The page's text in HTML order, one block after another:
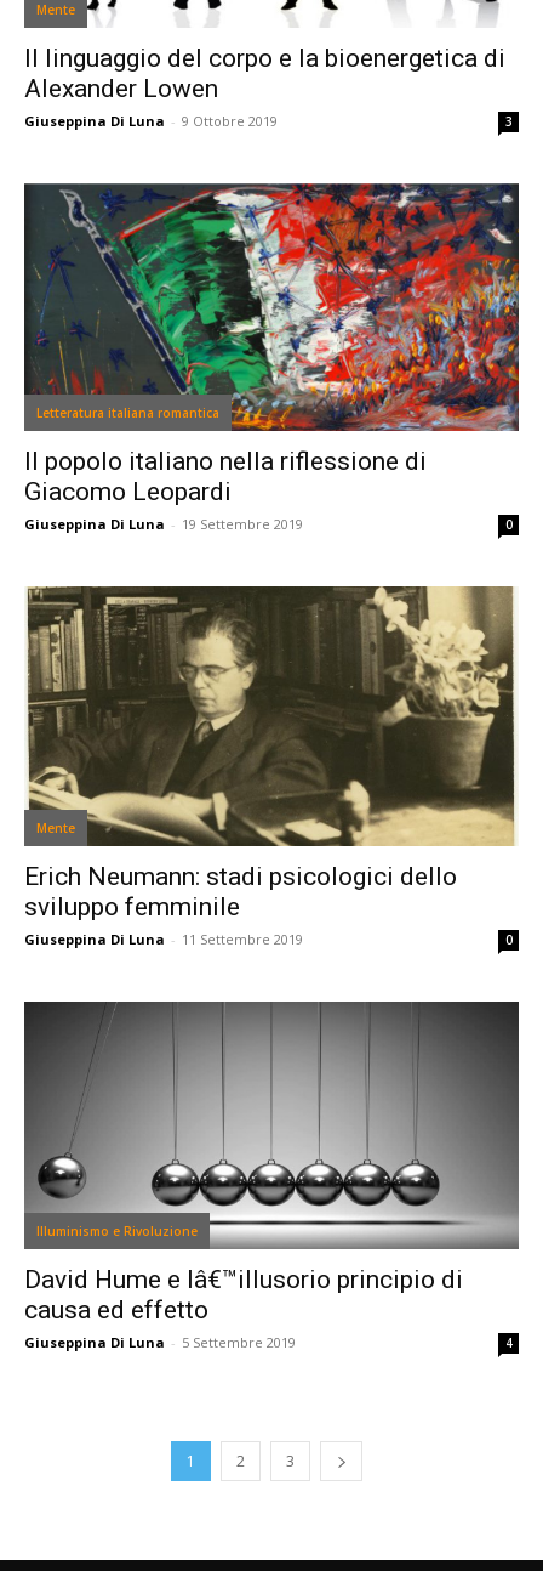
Mente
Il linguaggio del corpo e la bioenergetica di
Alexander Lowen
Giuseppina Di Luna - 9 Ottobre 2019 3
Letteratura italiana romantica
Il popolo italiano nella riflessione di
Giacomo Leopardi
Giuseppina Di Luna - 19 Settembre 2019 0
Mente
Erich Neumann: stadi psicologici dello
sviluppo femminile
Giuseppina Di Luna - 11 Settembre 2019 0
Illuminismo e Rivoluzione
David Hume e lâ€™illusorio principio di
causa ed effetto
Giuseppina Di Luna - 5 Settembre 2019 4
1 2 3